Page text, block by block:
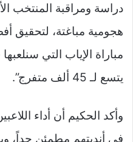
دراسة ومراقبة المنتخب
هجومية مباغتة، لتحقيق
مباراة الإياب التي
يتسع لـ 45 ألف متفرج”.
وأكد الحكيم أن أداء
في أنديتهم مطمئن جداً،